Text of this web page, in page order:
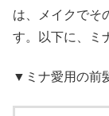
は、メイクでそ
す。以下に、ミ
▼ミナ愛用の前